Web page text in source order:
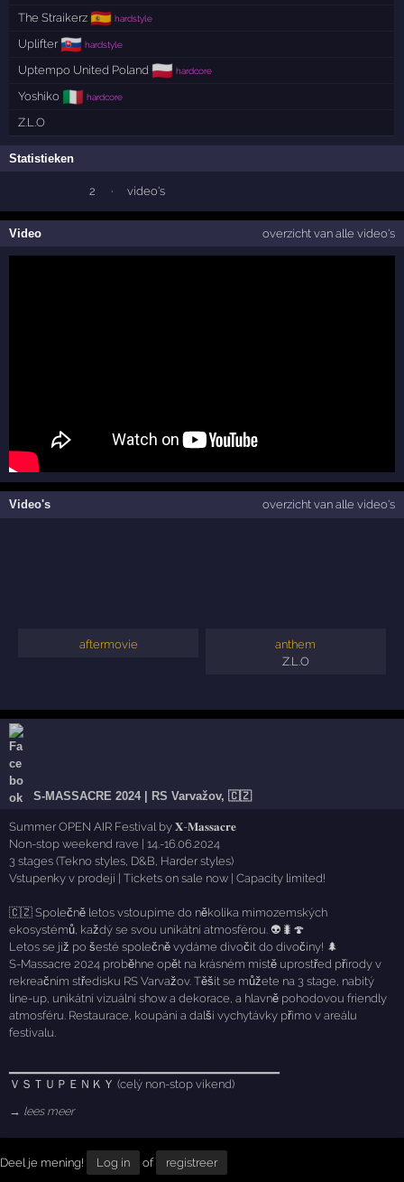
The Straikerz 🇪🇸 hardstyle
Uplifter 🇸🇰 hardstyle
Uptempo United Poland 🇵🇱 hardcore
Yoshiko 🇮🇹 hardcore
Z.L.O
Statistieken
2 · video's
Video overzicht van alle video's
Video's overzicht van alle video's
aftermovie
anthem
Z.L.O
S-MASSACRE 2024 | RS Varvažov, 🇨🇿
Summer OPEN AIR Festival by 𝐗-𝐌𝐚𝐬𝐬𝐚𝐜𝐫𝐞
Non-stop weekend rave | 14.-16.06.2024
3 stages (Tekno styles, D&B, Harder styles)
Vstupenky v prodeji | Tickets on sale now | Capacity limited!
🇨🇿 Společně letos vstoupíme do několika mimozemských
ekosystémů, každý se svou unikátní atmosférou. 👽🐛🍄
Letos se již po šesté společně vydáme divočit do divočiny! 🌲
S-Massacre 2024 proběhne opět na krásném místě uprostřed přírody v
rekreačním středisku RS Varvažov. Těšit se můžete na 3 stage, nabitý
line-up, unikátní vizuální show a dekorace, a hlavně pohodovou friendly
atmosféru. Restaurace, koupání a další vychytávky přímo v areálu
festivalu.
ＶＳＴＵＰＥＮＫＹ (celý non-stop víkend)
→ lees meer
Deel je mening! Log in of registreer